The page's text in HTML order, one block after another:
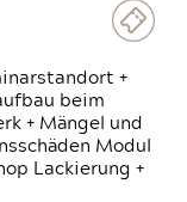
+
beim
+ Mängel und
Modul
Lackierung +